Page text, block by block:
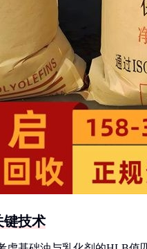
键技术